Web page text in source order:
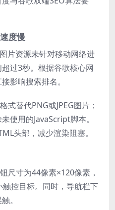
度慢
片资源未针对移动网络进
过3秒。根据谷歌核心网
影响搜索排名。
式替代PNG或JPEG图片；
使用的JavaScript脚本。
头部，减少渲染阻塞。
尺寸为44像素×120像素，
控目标。同时，导航栏下
。